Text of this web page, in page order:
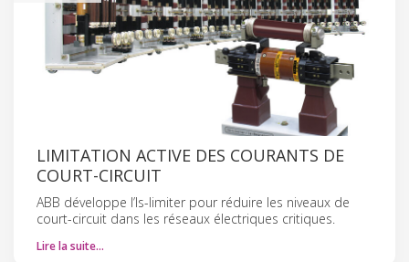
LIMITATION ACTIVE DES COURANTS DE
COURT-CIRCUIT
ABB développe l’Is-limiter pour réduire les niveaux de
court-circuit dans les réseaux électriques critiques.
Lire la suite…